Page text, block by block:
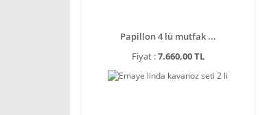
Papillon 4 lü mutfak ...
Fiyat :7.660,00 TL